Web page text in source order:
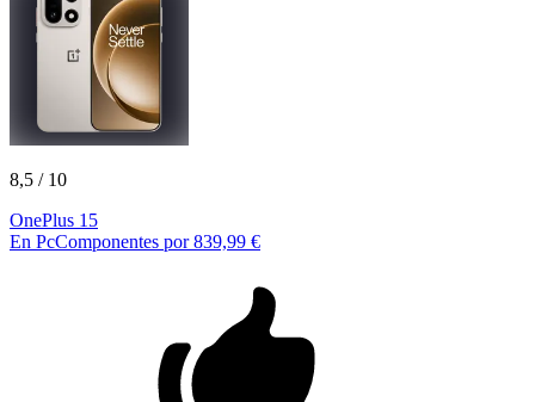
8,5 / 10
OnePlus 15
En PcComponentes por 839,99 €